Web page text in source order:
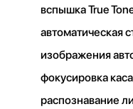
вспышка True
автоматическая
изображения
фокусировка
распознавание